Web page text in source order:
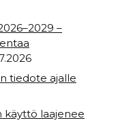
–
tiedote ajalle
käyttö laajenee